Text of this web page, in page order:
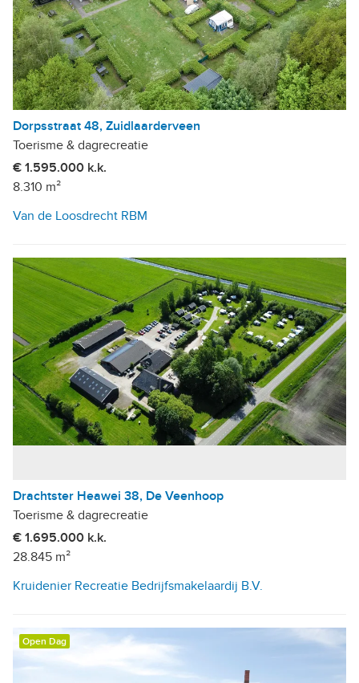
Dorpsstraat 48, Zuidlaarderveen
Toerisme & dagrecreatie
€ 1.595.000 k.k.
8.310 m²
Van de Loosdrecht RBM
Drachtster Heawei 38, De Veenhoop
Toerisme & dagrecreatie
€ 1.695.000 k.k.
28.845 m²
Kruidenier Recreatie Bedrijfsmakelaardij B.V.
Open Dag